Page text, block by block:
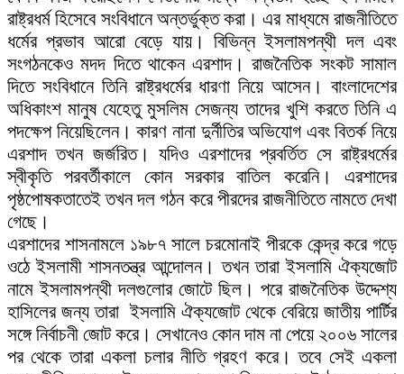
রাষ্ট্রধর্ম হিসেবে সংবিধানে অন্তর্ভুক্ত করা। এর মাধ্যমে রাজনীতিতে
ধর্মের প্রভাব আরো বেড়ে যায়। বিভিন্ন ইসলামপন্থী দল এবং
সংগঠনকেও মদদ দিতে থাকেন এরশাদ। রাজনৈতিক সংকট সামাল
দিতে সংবিধানে তিনি রাষ্ট্রধর্মের ধারণা নিয়ে আসেন। বাংলাদেশের
অধিকাংশ মানুষ যেহেতু মুসলিম সেজন্য তাদের খুশি করতে তিনি এ
পদক্ষেপ নিয়েছিলেন। কারণ নানা দুর্নীতির অভিযোগ এবং বিতর্ক নিয়ে
এরশাদ তখন জর্জরিত। যদিও এরশাদের প্রবর্তিত সে রাষ্ট্রধর্মের
স্বীকৃতি পরবর্তীকালে কোন সরকার বাতিল করেনি। এরশাদের
পৃষ্ঠপোষকতাতেই তখন দল গঠন করে পীরদের রাজনীতিতে নামতে দেখা
গেছে।
এরশাদের শাসনামলে ১৯৮৭ সালে চরমোনাই পীরকে কেন্দ্র করে গড়ে
ওঠে ইসলামী শাসনতন্ত্র আন্দোলন। তখন তারা ইসলামি ঐক্যজোট
নামে ইসলামপন্থী দলগুলোর জোটে ছিল। পরে রাজনৈতিক উদ্দেশ্য
হাসিলের জন্য তারা ইসলামি ঐক্যজোট থেকে বেরিয়ে জাতীয় পার্টির
সঙ্গে নির্বাচনী জোট করে। সেখানেও কোন দাম না পেয়ে ২০০৬ সালের
পর থেকে তারা একলা চলার নীতি গ্রহণ করে। তবে সেই একলা